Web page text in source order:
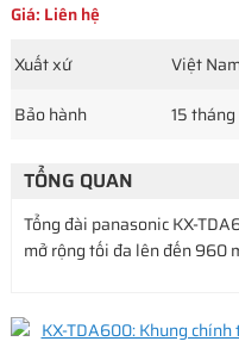
Giá: Liên hệ
Xuất xứ
Việt
Bảo hành
15 tháng
TỔNG QUAN
Tổng đài panasonic KX-
mở rộng tối đa lên đến 960